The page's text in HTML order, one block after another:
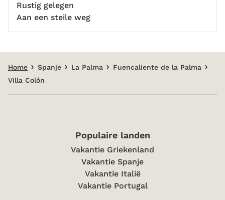
Rustig gelegen
Aan een steile weg
Home Spanje La Palma
Fuencaliente de la Palma
Villa Colón
Populaire landen
Vakantie Griekenland
Vakantie Spanje
Vakantie Italië
Vakantie Portugal